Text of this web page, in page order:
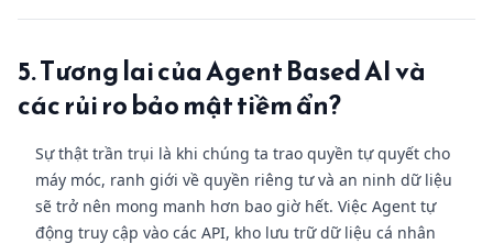
5. Tương lai của Agent Based AI và
các rủi ro bảo mật tiềm ẩn?
Sự thật trần trụi là khi chúng ta trao quyền tự quyết cho
máy móc, ranh giới về quyền riêng tư và an ninh dữ liệu
sẽ trở nên mong manh hơn bao giờ hết. Việc Agent tự
động truy cập vào các API, kho lưu trữ dữ liệu cá nhân